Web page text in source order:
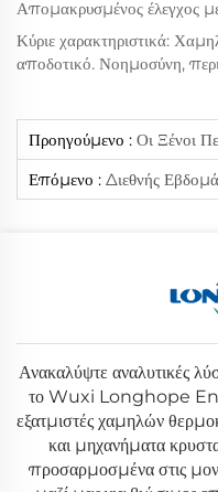
Απομακρυσμένος έλεγχος
Κύριε χαρακτηριστικά:
αποδοτικό. Νοημοσύνη,
Προηγούμενο : Οι Ξένοι Πελάτες
Επόμενο : Διεθνής
Ανακαλύψτε αναλυτικές
το Wuxi Longhope
εξατμιστές χαμηλών
και μηχανήματα
προσαρμοσμένα στις